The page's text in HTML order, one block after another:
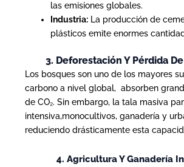
las emisiones globales.
Industria: La producción de
plásticos emite enormes
3. Deforestación Y Pérdida
Los bosques son uno de los mayores
carbono a nivel global, absorben
de CO₂. Sin embargo, la tala masiva
intensiva,monocultivos, ganadería y
reduciendo drásticamente esta
4. Agricultura Y Ganadería